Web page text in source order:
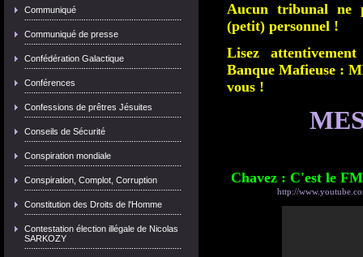
Communiqué
Communiqué de presse
Confédération Galactique
Conférences
Confessions de prêtres Jésuites
Conseils de Sécurité
Conspiration mondiale
Conspiration, Complot, Corruption
Constitution des Droits de l'Homme
Contestation élection illégale de Nicolas
SARKOZY
Aucun tribunal ne
(petit) personnel !
Lisez
Banque Mafieuse :
vous !
Chavez : C'est le
http://